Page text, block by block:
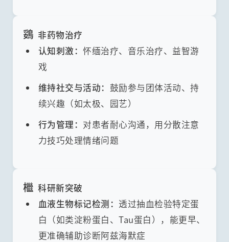
鵎 非药物治疗
认知刺激：怀缅治疗、音乐治疗、益智游
戏
维持社交与活动： 鼓励参与团体活动、持
续兴趣（如太极、园艺）
行为管理： 对患者耐心沟通，用分散注意
力技巧处理情绪问题
檵 科研新突破
血液生物标记检测： 透过抽血检验特定蛋
白（如类淀粉蛋白、Tau蛋白），能更早、
更准确辅助诊断阿兹海默症